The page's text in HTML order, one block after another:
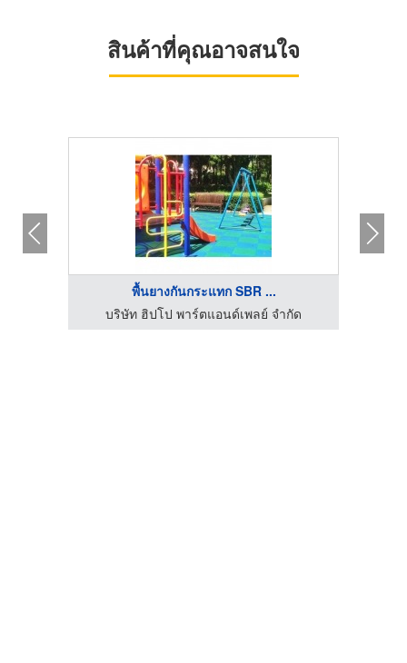
สินค้าที่คุณอาจสนใจ
พื้นยางกันกระแทก SBR ...
บริษัท ฮิปโป พาร์ตแอนด์เพลย์ จำกัด